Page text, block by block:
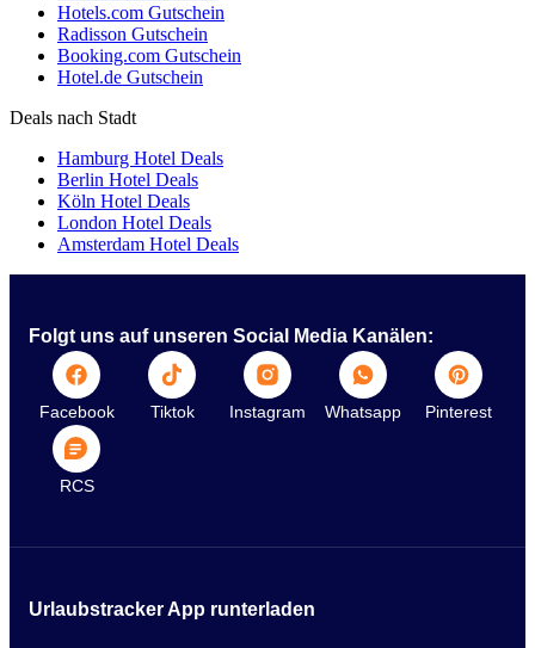
Hotels.com Gutschein
Radisson Gutschein
Booking.com Gutschein
Hotel.de Gutschein
Deals nach Stadt
Hamburg Hotel Deals
Berlin Hotel Deals
Köln Hotel Deals
London Hotel Deals
Amsterdam Hotel Deals